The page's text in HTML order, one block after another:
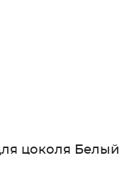
цоколя Белый